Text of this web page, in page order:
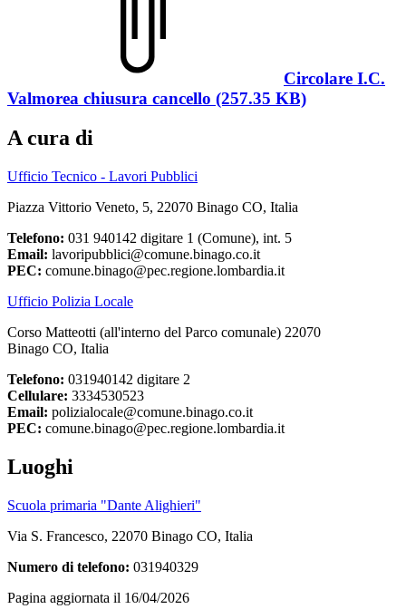
Circolare I.C.
Valmorea chiusura cancello (257.35 KB)
A cura di
Ufficio Tecnico - Lavori Pubblici
Piazza Vittorio Veneto, 5, 22070 Binago CO, Italia
Telefono: 031 940142 digitare 1 (Comune), int. 5
Email: lavoripubblici@comune.binago.co.it
PEC: comune.binago@pec.regione.lombardia.it
Ufficio Polizia Locale
Corso Matteotti (all'interno del Parco comunale) 22070
Binago CO, Italia
Telefono: 031940142 digitare 2
Cellulare: 3334530523
Email: polizialocale@comune.binago.co.it
PEC: comune.binago@pec.regione.lombardia.it
Luoghi
Scuola primaria "Dante Alighieri"
Via S. Francesco, 22070 Binago CO, Italia
Numero di telefono: 031940329
Pagina aggiornata il 16/04/2026